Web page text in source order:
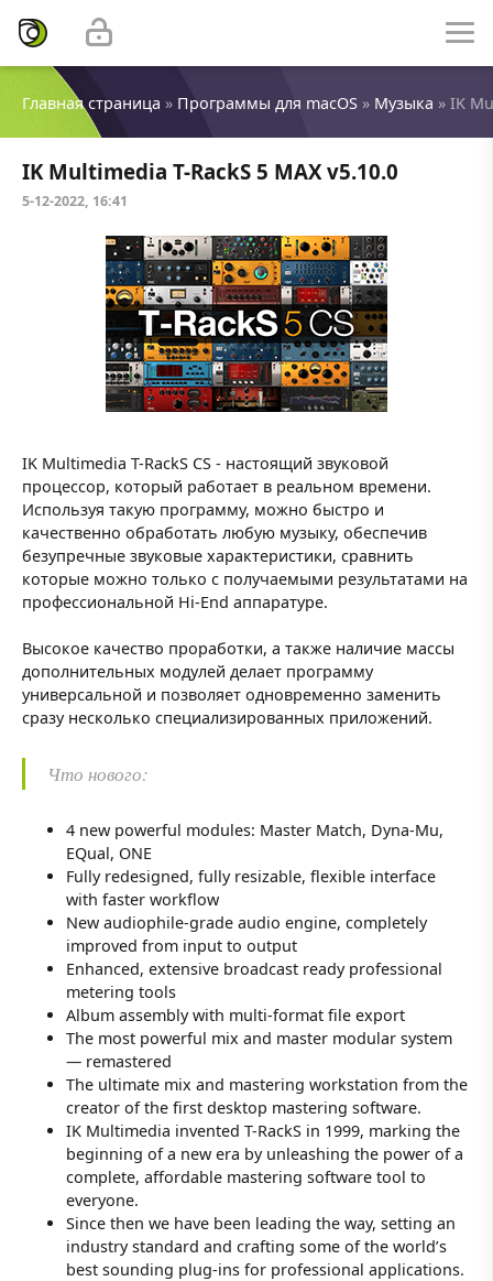
Главная страница » Программы для macOS » Музыка » IK
IK Multimedia T-RackS 5 MAX v5.10.0
5-12-2022, 16:41
IK Multimedia T-RackS CS - настоящий звуковой
процессор, который работает в реальном времени.
Используя такую программу, можно быстро и
качественно обработать любую музыку, обеспечив
безупречные звуковые характеристики, сравнить
которые можно только с получаемыми результатами на
профессиональной Hi-End аппаратуре.
Высокое качество проработки, а также наличие массы
дополнительных модулей делает программу
универсальной и позволяет одновременно заменить
сразу несколько специализированных приложений.
Что нового:
4 new powerful modules: Master Match, Dyna-Mu,
EQual, ONE
Fully redesigned, fully resizable, flexible interface
with faster workflow
New audiophile-grade audio engine, completely
improved from input to output
Enhanced, extensive broadcast ready professional
metering tools
Album assembly with multi-format file export
The most powerful mix and master modular system
— remastered
The ultimate mix and mastering workstation from the
creator of the first desktop mastering software.
IK Multimedia invented T-RackS in 1999, marking the
beginning of a new era by unleashing the power of a
complete, affordable mastering software tool to
everyone.
Since then we have been leading the way, setting an
industry standard and crafting some of the world’s
best sounding plug-ins for professional applications.